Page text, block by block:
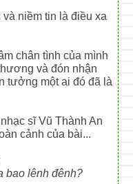
niềm tin là điều xa
chân tình của mình
và đón nhận
tưởng một ai đó đã là
sĩ Vũ Thành An
cảnh của bài...
bao lênh đênh?